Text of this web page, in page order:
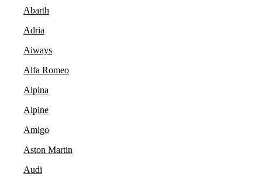
Abarth
Adria
Aiways
Alfa Romeo
Alpina
Alpine
Amigo
Aston Martin
Audi